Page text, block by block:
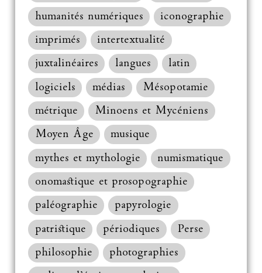
humanités numériques
iconographie
imprimés
intertextualité
juxtalinéaires
langues
latin
logiciels
médias
Mésopotamie
métrique
Minoens et Mycéniens
Moyen Âge
musique
mythes et mythologie
numismatique
onomastique et prosopographie
paléographie
papyrologie
patristique
périodiques
Perse
philosophie
photographies